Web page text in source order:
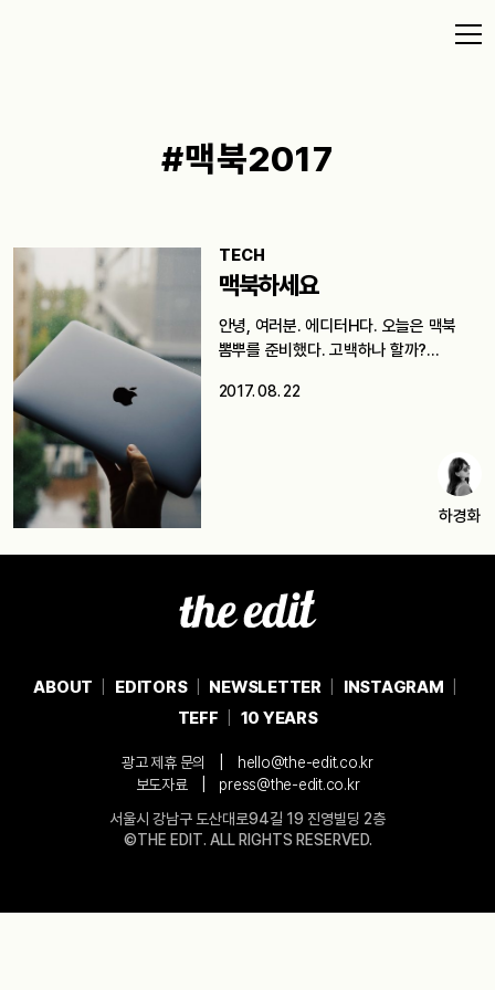
#맥북2017
TECH
맥북하세요
안녕, 여러분. 에디터H다. 오늘은 맥북
뽐뿌를 준비했다. 고백하나 할까?
2017. 08. 22
하경화
ABOUT EDITORS NEWSLETTER
INSTAGRAM
TEFF
10 YEARS
광고 제휴 문의
hello@the-edit.co.kr
보도자료
press@the-edit.co.kr
서울시 강남구 도산대로94길 19 진영빌딩 2층
©THE EDIT. ALL RIGHTS RESERVED.